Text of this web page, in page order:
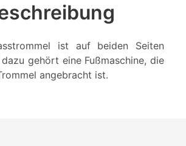
ist auf beiden Seiten
gehört eine Fußmaschine, die
angebracht ist.